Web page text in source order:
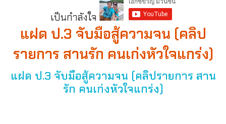
เป็นกำลังใจ
แฝด ป.3 จับมือสู้ความจน (คลิป
รายการ สานรัก คนเก่งหัวใจแกร่ง)
แฝด ป.3 จับมือสู้ความจน (คลิปรายการ สาน
รัก คนเก่งหัวใจแกร่ง)